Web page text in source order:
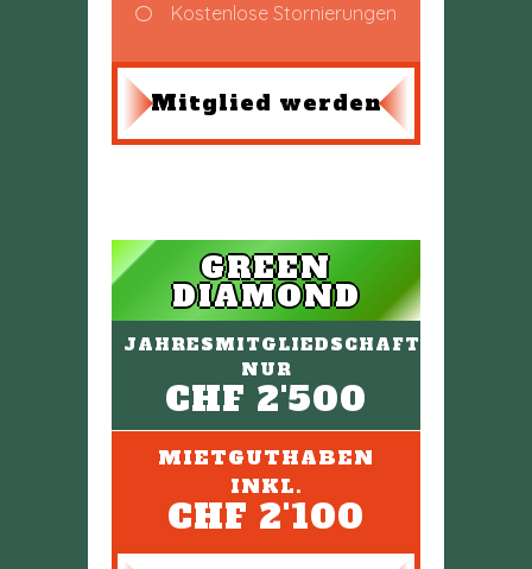
Kostenlose Stornierungen
Mitglied werden
GREEN
DIAMOND
JAHRESMITGLIEDSCHAFT
NUR
CHF 2'500
MIETGUTHABEN
INKL.
CHF 2'100